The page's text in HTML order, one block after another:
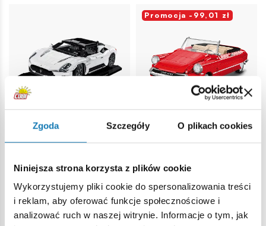
Zgoda Szczegóły O plikach cookies
Niniejsza strona korzysta z plików cookie
Wykorzystujemy pliki cookie do spersonalizowania treści
i reklam, aby oferować funkcje społecznościowe i
analizować ruch w naszej witrynie. Informacje o tym, jak
COBI-24334
449,00 zł
Promocja -99,01 zł
COBI-24346
499,00 zł 399,99 zł